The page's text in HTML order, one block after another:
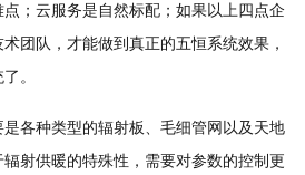
；云服务是自然标配；如果以上四点企
团队，才能做到真正的五恒系统效果，
。
各种类型的辐射板、毛细管网以及天地
射供暖的特殊性，需要对参数的控制更